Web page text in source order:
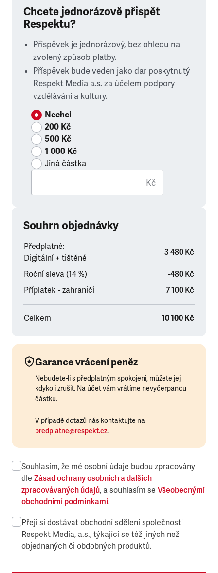
Chcete jednorázově přispět
Respektu?
Příspěvek je jednorázový, bez ohledu na
zvolený způsob platby.
Příspěvek bude veden jako dar poskytnutý
Respekt Media a.s. za účelem podpory
vzdělávání a kultury.
Nechci
200 Kč
500 Kč
1 000 Kč
Jiná částka
Kč
Souhrn objednávky
Předplatné:
Digitální + tištěné
3 480 Kč
Roční sleva (14 %)
-480 Kč
Příplatek - zahraničí
7 100 Kč
Celkem 10 100 Kč
Garance vrácení peněz
Nebudete-li s předplatným spokojeni, můžete jej
kdykoli zrušit. Na účet vám vrátíme nevyčerpanou
částku.
V případě dotazů nás kontaktujte na
predplatne@respekt.cz.
Souhlasím, že mé osobní údaje budou zpracovány
dle Zásad ochrany osobních a dalších
zpracovávaných údajů, a souhlasím se Všeobecnými
obchodními podmínkami.
Přeji si dostávat obchodní sdělení společnosti
Respekt Media, a.s., týkající se též jiných než
objednaných či obdobných produktů.